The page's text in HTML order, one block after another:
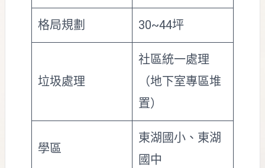
格局規劃 30~44坪
垃圾處理
社區統一處理
（地下室專區堆
置）
學區
東湖國小、東湖
國中